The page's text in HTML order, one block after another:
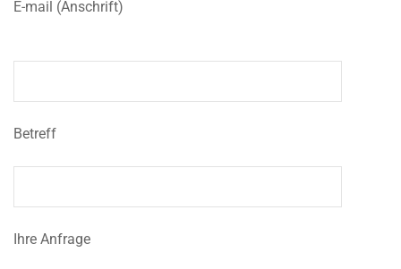
E-mail (Anschrift)
Betreff
Ihre Anfrage